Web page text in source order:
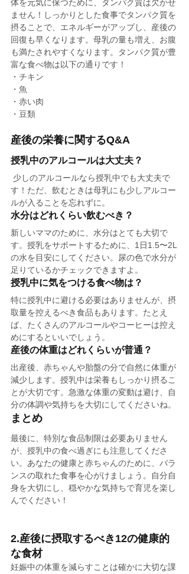
体を元気に保つために、タンパク質は欠かせ
ません！しっかりとした食事でタンパク質を
摂ることで、エネルギーがアップし、産後の
回復も早くなります。母乳の量も増え、お腹
も満たされやすくなります。タンパク質が豊
富な食べ物は以下の通りです！
・チキン
・魚
・赤い肉
・豆類
産後の栄養に関するQ&A
授乳中のアルコールは大丈夫？
す！ただ、飲むときは母乳にも少しアルコー
ルが入ることを忘れずに。
水分はどれくらい飲むべき？
新しいママのために、水分はとても大切で
す。授乳をサポートするために、1日1.5〜2L
の水を目安にしてください。尿の色で水分が
足りているかチェックできますよ。
授乳中に気をつける食べ物は？
特に授乳中に避ける必要はありませんが、摂
取量を控えるべき食品もあります。たとえ
ば、たくさんのアルコールやコーヒーは控え
めにするといいでしょう。
産後の体重はどれくらいが普通？
出産後、赤ちゃんや胎盤の分で自然に体重が
減少します。授乳中は栄養もしっかり摂るこ
とが大切です。急激な体重の変動は避け、自
分の体調や気持ちを大切にしてくださいね。
まとめ
最後に、特別な食品制限は必要ありません
が、授乳中の食べ過ぎにも注意してくださ
い。あなたの健康と赤ちゃんのために、バラ
ンスの取れた食事を心がけましょう。自分自
身を大切にし、穏やかな気持ちで育児を楽し
んでください！
2.産後に摂取するべき12の健康的
な食材
妊娠中の体重を減らすことは確かに大切な課